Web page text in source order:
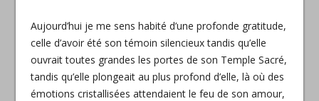
Aujourd’hui je me sens habité d’une profonde gratitude,
celle d’avoir été son témoin silencieux tandis qu’elle
ouvrait toutes grandes les portes de son Temple Sacré,
tandis qu’elle plongeait au plus profond d’elle, là où des
émotions cristallisées attendaient le feu de son amour,